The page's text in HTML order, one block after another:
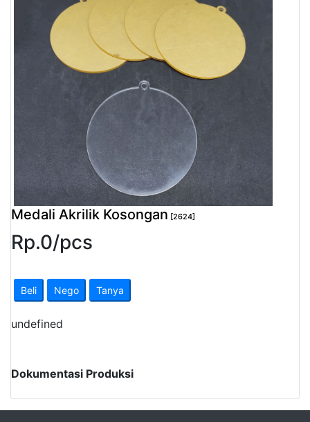
Pendapatan
Password
Logout
Medali Akrilik Kosongan [2624]
Rp.0/pcs
Beli Nego Tanya
undefined
Dokumentasi Produksi